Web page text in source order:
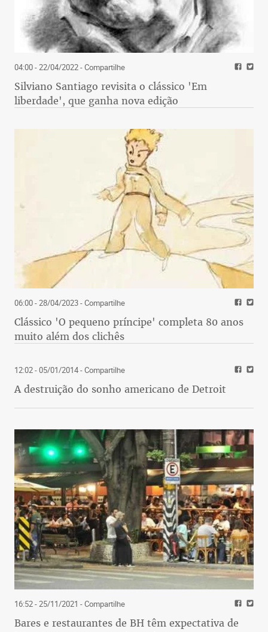
04:00 - 22/04/2022- Compartilhe
Silviano Santiago revisita o clássico 'Em
liberdade', que ganha nova edição
06:00 - 28/04/2023- Compartilhe
Clássico 'O pequeno príncipe' completa 80 anos
muito além dos clichês
12:02 - 05/01/2014- Compartilhe
A destruição do sonho americano de Detroit
16:52 - 25/11/2021 - Compartilhe
Bares e restaurantes de BH têm expectativa de